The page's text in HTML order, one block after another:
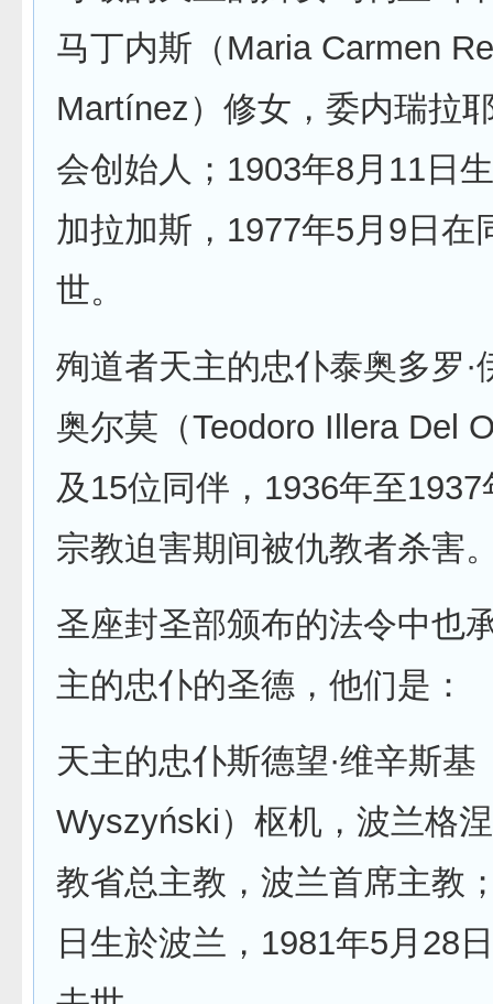
马丁内斯（Maria Carmen
Martínez）修女，委内瑞拉
会创始人；1903年8月11日
加拉加斯，1977年5月9日在
世。
殉道者天主的忠仆泰奥多罗·
奥尔莫（Teodoro Illera Del
及15位同伴，1936年至
宗教迫害期间被仇教者杀害
圣座封圣部颁布的法令中也
主的忠仆的圣德，他们是：
天主的忠仆斯德望·维辛斯基
Wyszyński）枢机，波兰格
教省总主教，波兰首席主教
日生於波兰，1981年5月28